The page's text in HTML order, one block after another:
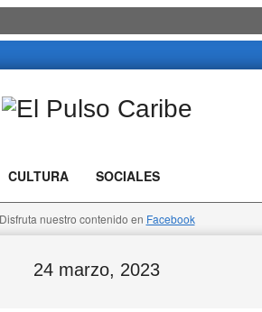
Caribe
CULTURA SOCIALES
Disfruta nuestro contenido en Facebook
24 marzo, 2023